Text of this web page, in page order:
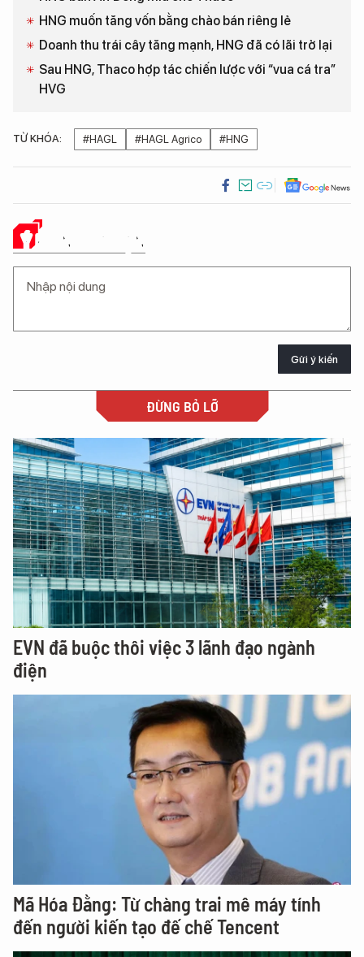
HNG muốn tăng vốn bằng chào bán riêng lẻ
Doanh thu trái cây tăng mạnh, HNG đã có lãi trở lại
Sau HNG, Thaco hợp tác chiến lược với “vua cá tra”
HVG
TỪ KHÓA: #HAGL #HAGL Agrico #HNG
Ý KIẾN CỦA BẠN
Gửi ý kiến
ĐỪNG BỎ LỠ
EVN đã buộc thôi việc 3 lãnh đạo ngành
điện
Mã Hóa Đằng: Từ chàng trai mê máy tính
đến người kiến tạo đế chế Tencent